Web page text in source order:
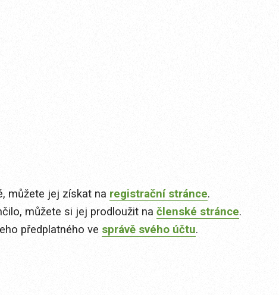
můžete jej získat na registrační stránce.
můžete si jej prodloužit na členské stránce.
předplatného ve správě svého účtu.